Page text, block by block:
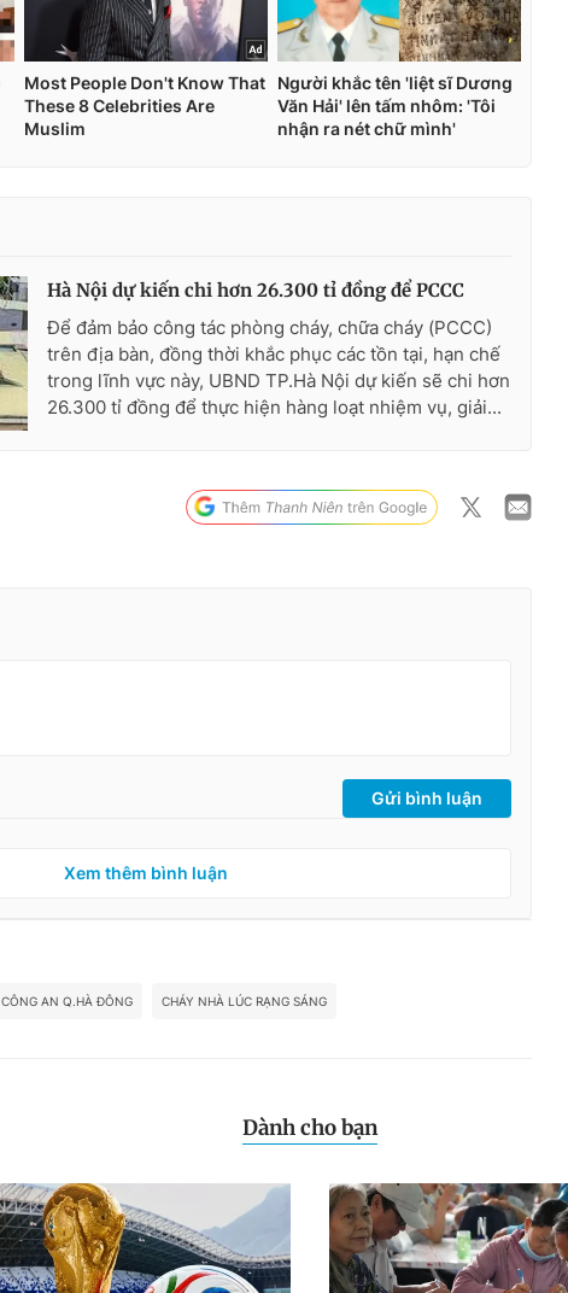
Hà Nội dự kiến chi hơn 26.300 tỉ đồng để PCCC
Để đảm bảo công tác phòng cháy, chữa cháy (PCCC)
trên địa bàn, đồng thời khắc phục các tồn tại, hạn chế
trong lĩnh vực này, UBND TP.Hà Nội dự kiến sẽ chi hơn
26.300 tỉ đồng để thực hiện hàng loạt nhiệm vụ, giải...
Gửi bình luận
Xem thêm bình luận
CÔNG AN Q.HÀ ĐÔNG CHÁY NHÀ LÚC RẠNG SÁNG